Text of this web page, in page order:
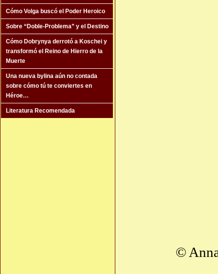
Cómo Volga buscó el Poder Heroico
Sobre “Doble-Problema” y el Destino
Cómo Dobrynya derrotó a Koschei y
transformó el Reino de Hierro de la
Muerte
Una nueva bylina aún no contada
sobre cómo tú te conviertes en
Héroe…
Literatura Recomendada
©